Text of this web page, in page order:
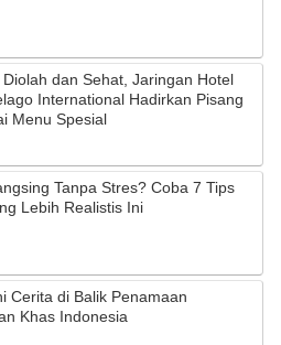
Diolah dan Sehat, Jaringan Hotel
International Hadirkan Pisang
Menu Spesial
Tanpa Stres? Coba 7 Tips
Lebih Realistis Ini
Cerita di Balik Penamaan
Khas Indonesia